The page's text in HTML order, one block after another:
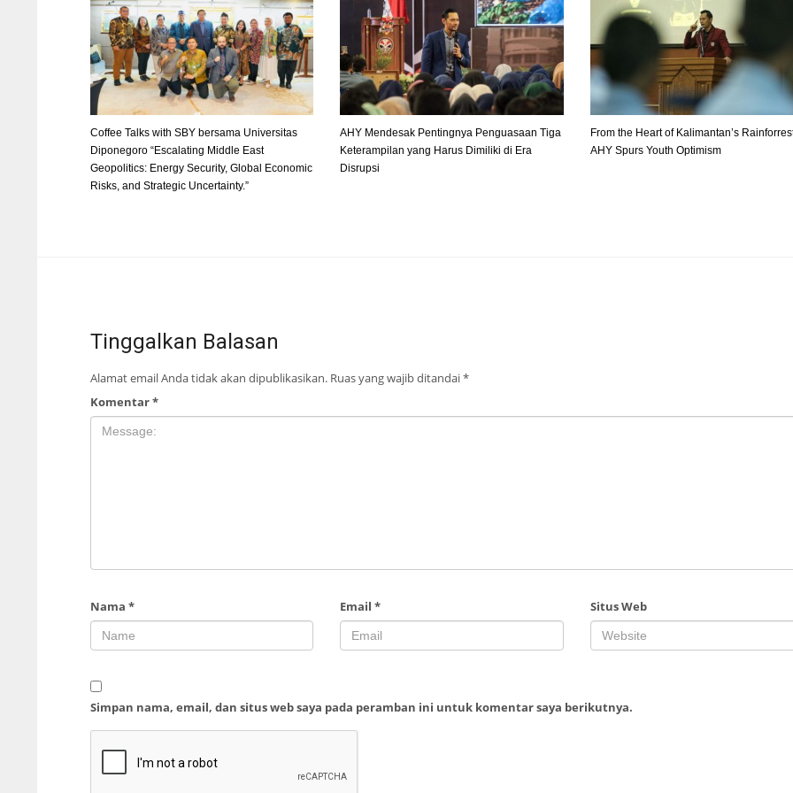
Coffee Talks with SBY bersama Universitas
Diponegoro “Escalating Middle East
Geopolitics: Energy Security, Global Economic
Risks, and Strategic Uncertainty.”
AHY Mendesak Pentingnya Penguasaan Tiga
Keterampilan yang Harus Dimiliki di Era
Disrupsi
From the Heart of Kalimantan’s
AHY Spurs Youth Optimism
Tinggalkan Balasan
Alamat email Anda tidak akan dipublikasikan. Ruas yang wajib ditandai*
Komentar*
Nama * Email* Situs Web
Simpan nama, email, dan situs web saya pada peramban ini untuk komentar saya berikutnya.